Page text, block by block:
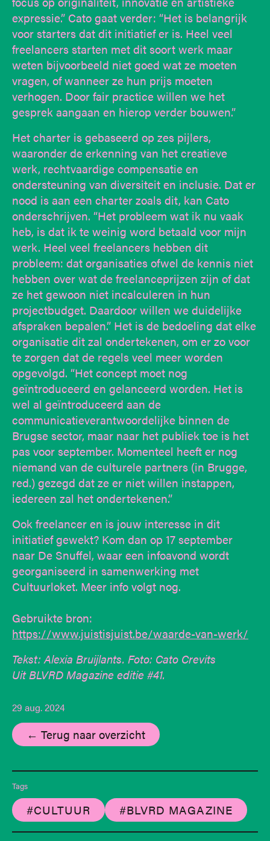
expressie.” Cato gaat verder: “Het is belangrijk
voor starters dat dit initiatief er is. Heel veel
freelancers starten met dit soort werk maar
weten bijvoorbeeld niet goed wat ze moeten
vragen, of wanneer ze hun prijs moeten
verhogen. Door fair practice willen we het
gesprek aangaan en hierop verder bouwen.”
Het charter is gebaseerd op zes pijlers,
waaronder de erkenning van het creatieve
werk, rechtvaardige compensatie en
ondersteuning van diversiteit en inclusie. Dat er
nood is aan een charter zoals dit, kan Cato
onderschrijven. “Het probleem wat ik nu vaak
heb, is dat ik te weinig word betaald voor mijn
werk. Heel veel freelancers hebben dit
probleem: dat organisaties ofwel de kennis niet
hebben over wat de freelanceprijzen zijn of dat
ze het gewoon niet incalculeren in hun
projectbudget. Daardoor willen we duidelijke
afspraken bepalen.” Het is de bedoeling dat elke
organisatie dit zal ondertekenen, om er zo voor
te zorgen dat de regels veel meer worden
opgevolgd. “Het concept moet nog
geïntroduceerd en gelanceerd worden. Het is
wel al geïntroduceerd aan de
communicatieverantwoordelijke binnen de
Brugse sector, maar naar het publiek toe is het
pas voor september. Momenteel heeft er nog
niemand van de culturele partners (in Brugge,
red.) gezegd dat ze er niet willen instappen,
iedereen zal het ondertekenen.”
Ook freelancer en is jouw interesse in dit
initiatief gewekt? Kom dan op 17 september
naar De Snuffel, waar een infoavond wordt
georganiseerd in samenwerking met
Cultuurloket. Meer info volgt nog.
Gebruikte bron:
https://www.juistisjuist.be/waarde-van-werk/
Tekst: Alexia Bruijlants. Foto: Cato Crevits
Uit BLVRD Magazine editie #41.
29 aug. 2024
← Terug naar overzicht
Tags
#CULTUUR #BLVRD MAGAZINE